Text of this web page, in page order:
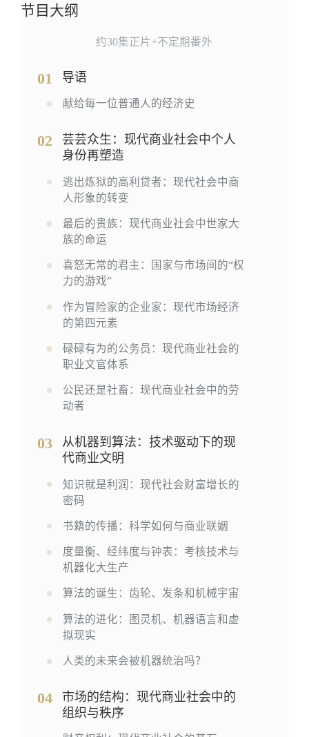
节目大纲
约30集正片+不定期番外
01 导语
献给每一位普通人的经济史
02
芸芸众生：现代商业社会中个人
身份再塑造
逃出炼狱的高利贷者：现代社会中商
人形象的转变
最后的贵族：现代商业社会中世家大
族的命运
喜怒无常的君主：国家与市场间的“权
力的游戏”
作为冒险家的企业家：现代市场经济
的第四元素
碌碌有为的公务员：现代商业社会的
职业文官体系
公民还是社畜：现代商业社会中的劳
动者
03
从机器到算法：技术驱动下的现
代商业文明
知识就是利润：现代社会财富增长的
密码
书籍的传播：科学如何与商业联姻
度量衡、经纬度与钟表：考核技术与
机器化大生产
算法的诞生：齿轮、发条和机械宇宙
算法的进化：图灵机、机器语言和虚
拟现实
人类的未来会被机器统治吗？
04
市场的结构：现代商业社会中的
组织与秩序